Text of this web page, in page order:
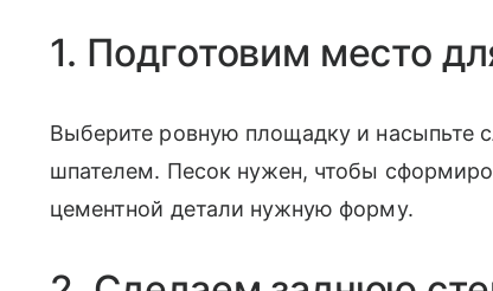
1. Подготовим место
Выберите ровную площадку и насыпьте
шпателем. Песок нужен, чтобы
цементной детали нужную форму.